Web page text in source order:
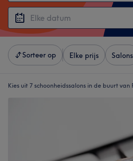
Sorteer op Elke prijs Salons
Kies uit 7 schoonheidssalons in de buurt van